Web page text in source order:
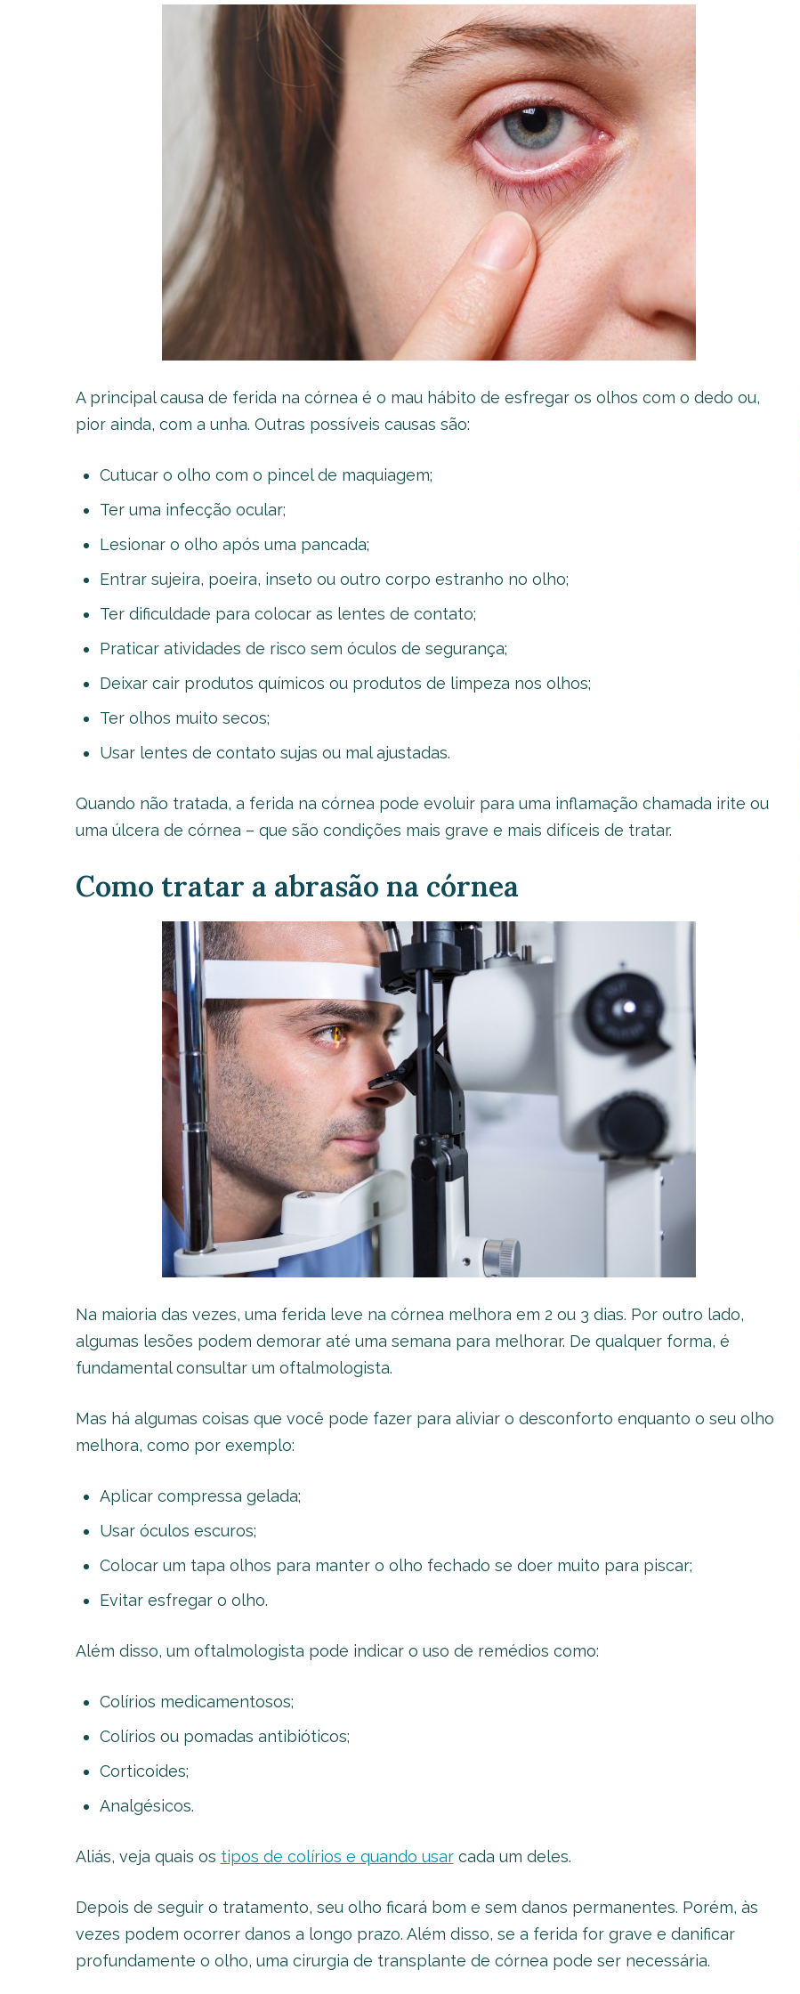
A principal causa de ferida na córnea é o mau hábito de esfregar os olhos com o dedo ou,
pior ainda, com a unha. Outras possíveis causas são:
Cutucar o olho com o pincel de maquiagem;
Ter uma infecção ocular;
Lesionar o olho após uma pancada;
Entrar sujeira, poeira, inseto ou outro corpo estranho no olho;
Ter dificuldade para colocar as lentes de contato;
Praticar atividades de risco sem óculos de segurança;
Deixar cair produtos químicos ou produtos de limpeza nos olhos;
Ter olhos muito secos;
Usar lentes de contato sujas ou mal ajustadas.
Quando não tratada, a ferida na córnea pode evoluir para uma inflamação chamada irite ou
uma úlcera de córnea – que são condições mais grave e mais difíceis de tratar.
Como tratar a abrasão na córnea
Na maioria das vezes, uma ferida leve na córnea melhora em 2 ou 3 dias. Por outro lado,
algumas lesões podem demorar até uma semana para melhorar. De qualquer forma, é
fundamental consultar um oftalmologista.
Mas há algumas coisas que você pode fazer para aliviar o desconforto enquanto o seu olho
melhora, como por exemplo:
Aplicar compressa gelada;
Usar óculos escuros;
Colocar um tapa olhos para manter o olho fechado se doer muito para piscar;
Evitar esfregar o olho.
Além disso, um oftalmologista pode indicar o uso de remédios como:
Colírios medicamentosos;
Colírios ou pomadas antibióticos;
Corticoides;
Analgésicos.
Aliás, veja quais os tipos de colírios e quando usarcada um deles.
Depois de seguir o tratamento, seu olho ficará bom e sem danos permanentes. Porém, às
vezes podem ocorrer danos a longo prazo. Além disso, se a ferida for grave e danificar
profundamente o olho, uma cirurgia de transplante de córnea pode ser necessária.